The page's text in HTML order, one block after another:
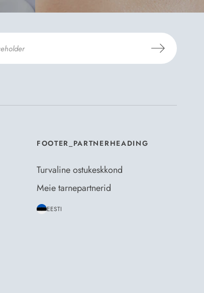
FOOTER_PARTNERHEADING
Turvaline ostukeskkond
Meie tarnepartnerid
EESTI